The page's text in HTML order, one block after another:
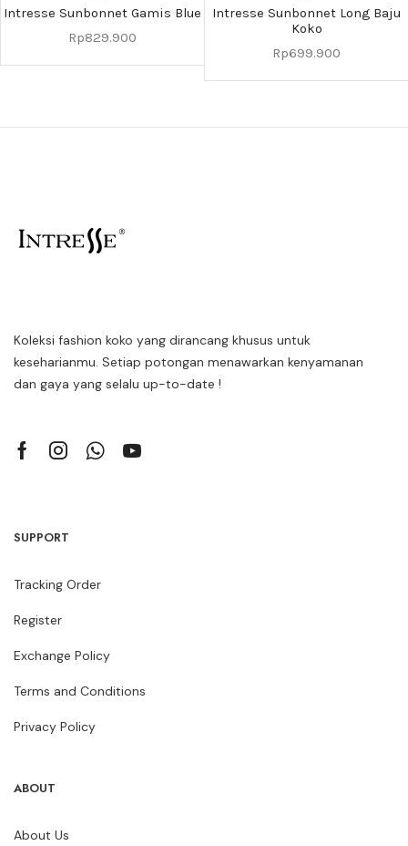
Intresse Sunbonnet Gamis Blue
Rp829.900
Intresse Sunbonnet Long Baju
Koko
Rp699.900
Koleksi fashion koko yang dirancang khusus untuk
keseharianmu. Setiap potongan menawarkan kenyamanan
dan gaya yang selalu up-to-date !
SUPPORT
Tracking Order
Register
Exchange Policy
Terms and Conditions
Privacy Policy
ABOUT
About Us